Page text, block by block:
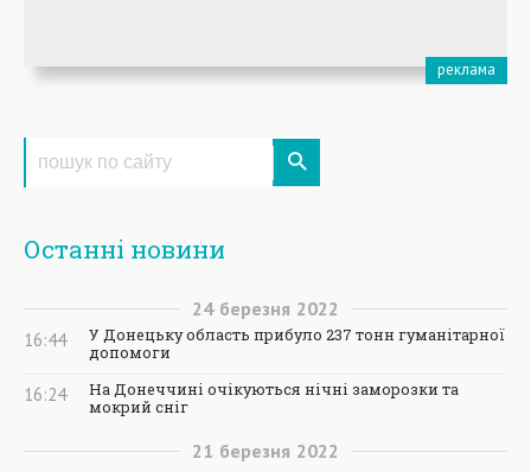
Останні новини
24 березня 2022
16:44
У Донецьку область прибуло 237 тонн гуманітарної
допомоги
16:24
На Донеччині очікуються нічні заморозки та
мокрий сніг
21 березня 2022